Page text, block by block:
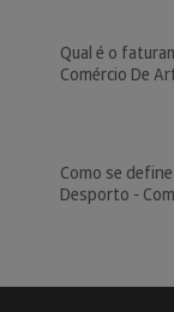
Qual é o
Comércio De
Como se
Desporto -